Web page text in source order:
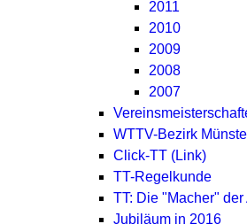
2011
2010
2009
2008
2007
WTTV-Bezirk
Click-TT (Link)
TT-Regelkunde
TT: Die "Macher"
Jubiläum in 2016